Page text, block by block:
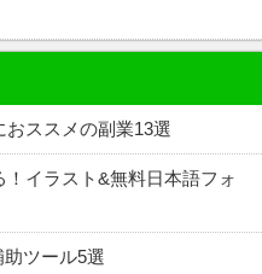
おススメの副業13選
！イラスト&無料日本語フォ
ツール5選